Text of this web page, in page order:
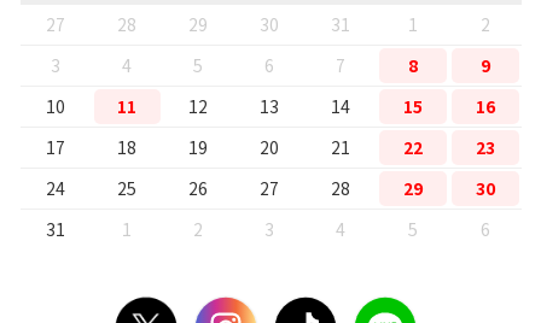
27
28 29 30 31 1
2
3
4 5 6 7 8
9
10
11 12 13 14 15
16
17
18 19 20 21 22
23
24
25 26 27 28 29
30
31
1 2 3 4 5 6